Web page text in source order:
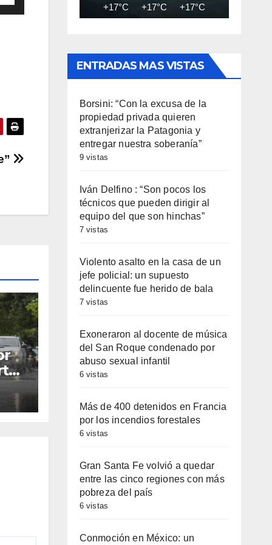
+17°C +17°C +17°C
ENTRADAS MAS VISTAS
Borsini: “Con la excusa de la
propiedad privada quieren
extranjerizar la Patagonia y
entregar nuestra soberanía”
9 vistas
Iván Delfino : “Son pocos los
técnicos que pueden dirigir al
equipo del que son hinchas”
7 vistas
Violento asalto en la casa de un
jefe policial: un supuesto
delincuente fue herido de bala
7 vistas
Exoneraron al docente de música
del San Roque condenado por
abuso sexual infantil
6 vistas
Más de 400 detenidos en Francia
por los incendios forestales
6 vistas
Gran Santa Fe volvió a quedar
entre las cinco regiones con más
pobreza del país
6 vistas
Conmoción en México: un